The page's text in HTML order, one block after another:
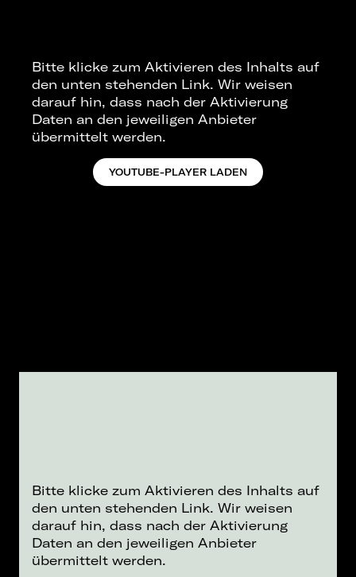
Bitte klicke zum Aktivieren des Inhalts auf
den unten stehenden Link. Wir weisen
darauf hin, dass nach der Aktivierung
Daten an den jeweiligen Anbieter
übermittelt werden.
YOUTUBE-PLAYER LADEN
Bitte klicke zum Aktivieren des Inhalts auf
den unten stehenden Link. Wir weisen
darauf hin, dass nach der Aktivierung
Daten an den jeweiligen Anbieter
übermittelt werden.